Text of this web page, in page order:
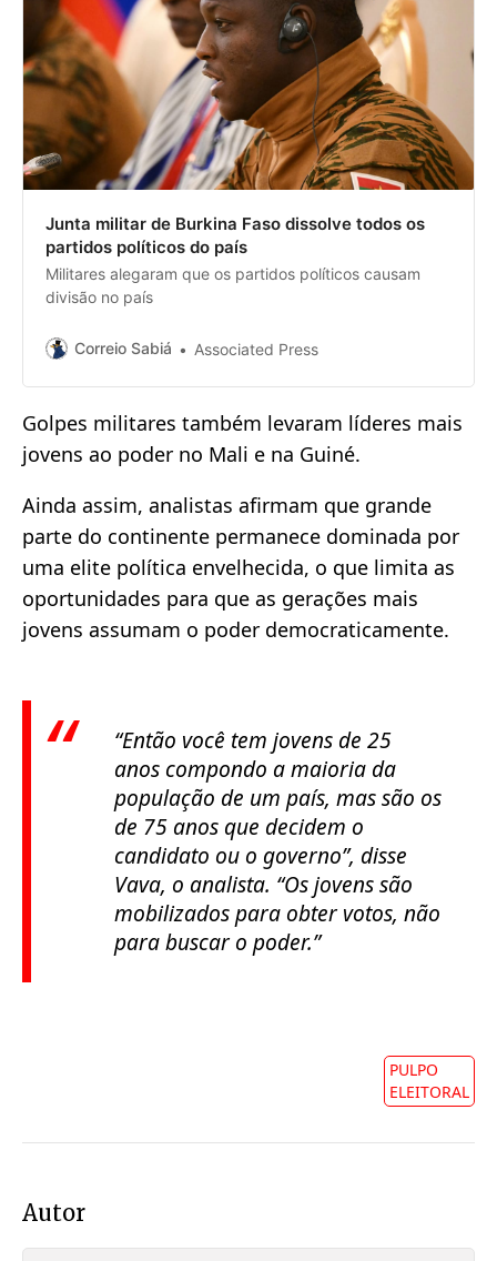
Junta militar de Burkina Faso dissolve todos os
partidos políticos do país
Militares alegaram que os partidos políticos causam
divisão no país
Correio Sabiá Associated Press
Golpes militares também levaram líderes mais
jovens ao poder no Mali e na Guiné.
Ainda assim, analistas afirmam que grande
parte do continente permanece dominada por
uma elite política envelhecida, o que limita as
oportunidades para que as gerações mais
jovens assumam o poder democraticamente.
“Então você tem jovens de 25
anos compondo a maioria da
população de um país, mas são os
de 75 anos que decidem o
candidato ou o governo”, disse
Vava, o analista. “Os jovens são
mobilizados para obter votos, não
para buscar o poder.”
PULPO
ELEITORAL
Autor